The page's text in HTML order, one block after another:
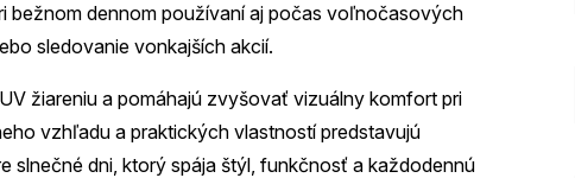
bežnom dennom používaní aj počas voľnočasových
sledovanie vonkajších akcií.
žiareniu a pomáhajú zvyšovať vizuálny komfort pri
vzhľadu a praktických vlastností predstavujú
slnečné dni, ktorý spája štýl, funkčnosť a každodennú